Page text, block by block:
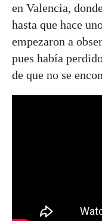
en Valencia,
hasta que hace
empezaron a
pues había
de que no se